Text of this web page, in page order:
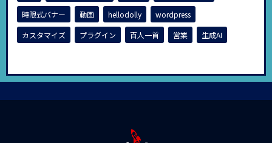
時限式バナー
動画 hellodolly
wordpress
カスタマイズ
プラグイン 百人一首 営業 生成AI